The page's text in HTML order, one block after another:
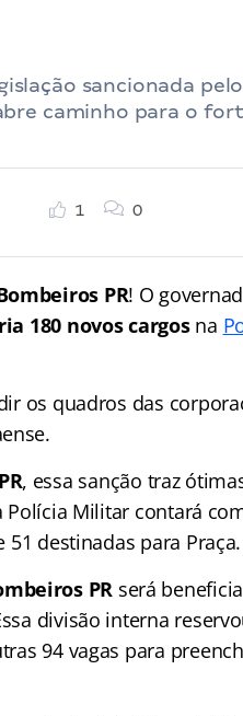
sancionada
caminho para o
1 0
PR! O
180 novos cargosna
os quadros das
, essa sanção traz
Polícia Militar contará
destinadas para Praça.
PR será
divisão interna
94 vagas para